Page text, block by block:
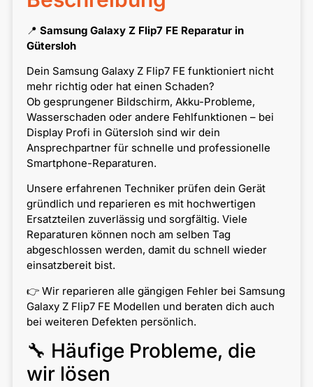
📍 Samsung Galaxy Z Flip7 FE Reparatur in
Gütersloh
Dein Samsung Galaxy Z Flip7 FE funktioniert nicht
mehr richtig oder hat einen Schaden?
Ob gesprungener Bildschirm, Akku-Probleme,
Wasserschaden oder andere Fehlfunktionen – bei
Display Profi in Gütersloh sind wir dein
Ansprechpartner für schnelle und professionelle
Smartphone-Reparaturen.
Unsere erfahrenen Techniker prüfen dein Gerät
gründlich und reparieren es mit hochwertigen
Ersatzteilen zuverlässig und sorgfältig. Viele
Reparaturen können noch am selben Tag
abgeschlossen werden, damit du schnell wieder
einsatzbereit bist.
👉 Wir reparieren alle gängigen Fehler bei Samsung
Galaxy Z Flip7 FE Modellen und beraten dich auch
bei weiteren Defekten persönlich.
🔧 Häufige Probleme, die
wir lösen